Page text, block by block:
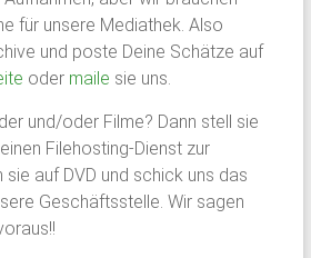
für unsere Mediathek. Also
und poste Deine Schätze auf
oder maile sie uns.
und/oder Filme? Dann stell sie
Filehosting-Dienst zur
auf DVD und schick uns das
Geschäftsstelle. Wir sagen